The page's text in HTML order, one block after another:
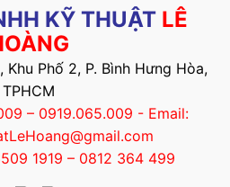
KỸ THUẬT LÊ
Phố 2, P. Bình Hưng Hòa,
TPHCM
– 0919.065.009 - Email:
1919 – 0812 364 499